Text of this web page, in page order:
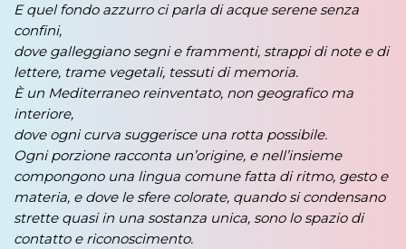
E quel fondo azzurro ci parla di acque serene senza
confini,
dove galleggiano segni e frammenti, strappi di note e di
lettere, trame vegetali, tessuti di memoria.
È un Mediterraneo reinventato, non geografico ma
interiore,
dove ogni curva suggerisce una rotta possibile.
Ogni porzione racconta un’origine, e nell’insieme
compongono una lingua comune fatta di ritmo, gesto e
materia, e dove le sfere colorate, quando si condensano
strette quasi in una sostanza unica, sono lo spazio di
contatto e riconoscimento.